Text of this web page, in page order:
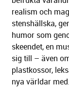
realism och
stenshällska,
humor som
skeendet, en
sig till – även
plastkossor,
nya världar med.